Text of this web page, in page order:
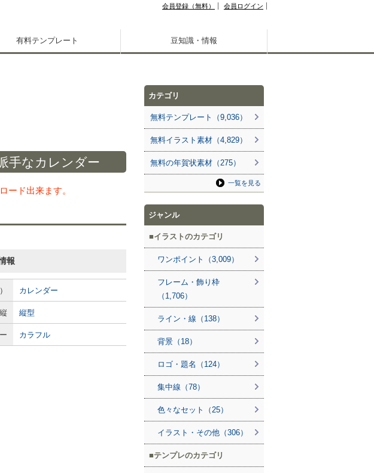
会員登録（無料） 会員ログイン
有料テンプレート 豆知識・情報
手なカレンダー
ード出来ます。
報
カレンダー
縦型
カラフル
カテゴリ
無料テンプレート（9,036）
無料イラスト素材（4,829）
無料の年賀状素材（275）
一覧を見る
ジャンル
イラストのカテゴリ
ワンポイント（3,009）
フレーム・飾り枠
（1,706）
ライン・線（138）
背景（18）
ロゴ・題名（124）
集中線（78）
色々なセット（25）
イラスト・その他（306）
テンプレのカテゴリ